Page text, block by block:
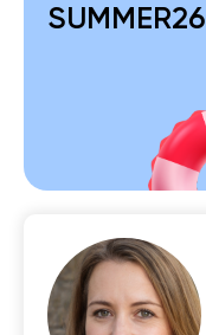
SUMMER26